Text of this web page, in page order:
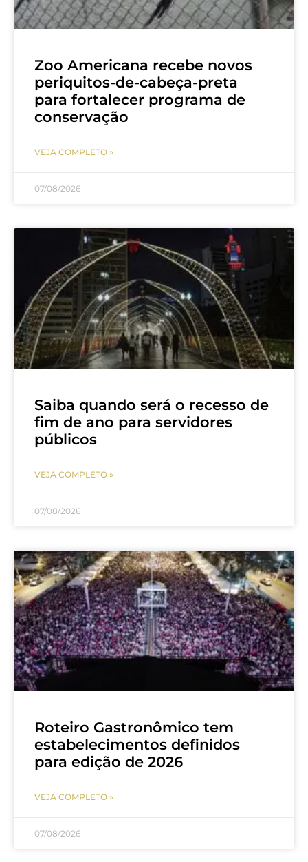
Zoo Americana recebe novos
periquitos-de-cabeça-preta
para fortalecer programa de
conservação
VEJA COMPLETO »
07/08/2026
Saiba quando será o recesso de
fim de ano para servidores
públicos
VEJA COMPLETO »
07/08/2026
Roteiro Gastronômico tem
estabelecimentos definidos
para edição de 2026
VEJA COMPLETO »
07/08/2026